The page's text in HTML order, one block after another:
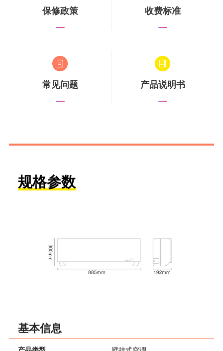
保修政策 收费标准
常见问题 产品说明书
规格参数
基本信息